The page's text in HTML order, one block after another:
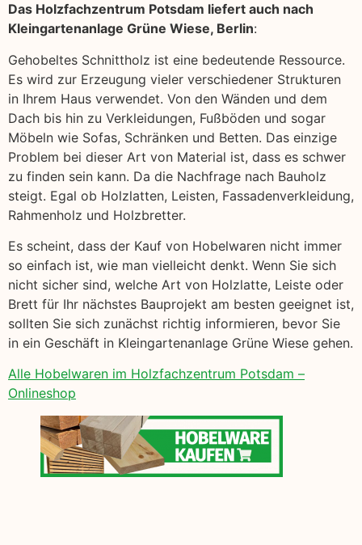
Das Holzfachzentrum Potsdam liefert auch nach
Kleingartenanlage Grüne Wiese, Berlin:
Gehobeltes Schnittholz ist eine bedeutende Ressource.
Es wird zur Erzeugung vieler verschiedener Strukturen
in Ihrem Haus verwendet. Von den Wänden und dem
Dach bis hin zu Verkleidungen, Fußböden und sogar
Möbeln wie Sofas, Schränken und Betten. Das einzige
Problem bei dieser Art von Material ist, dass es schwer
zu finden sein kann. Da die Nachfrage nach Bauholz
steigt. Egal ob Holzlatten, Leisten, Fassadenverkleidung,
Rahmenholz und Holzbretter.
Es scheint, dass der Kauf von Hobelwaren nicht immer
so einfach ist, wie man vielleicht denkt. Wenn Sie sich
nicht sicher sind, welche Art von Holzlatte, Leiste oder
Brett für Ihr nächstes Bauprojekt am besten geeignet ist,
sollten Sie sich zunächst richtig informieren, bevor Sie
in ein Geschäft in Kleingartenanlage Grüne Wiese gehen.
Alle Hobelwaren im Holzfachzentrum Potsdam –
Onlineshop